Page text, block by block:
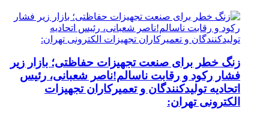
زنگ خطر برای صنعت تجهیزات حفاظتی؛ بازار زیر
فشار رکود و رقابت ناسالم!ناصر شعبانی، رئیس
اتحادیه تولیدکنندگان و تعمیرکاران تجهیزات
الکترونی تهران: